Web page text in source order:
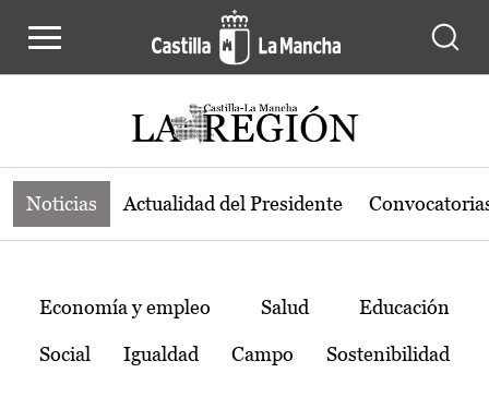
Noticias de la región de Castilla-La
Noticias Actualidad del Presidente
Temas
Economía y empleo Salud Educación
Social Igualdad Campo Sostenibilidad